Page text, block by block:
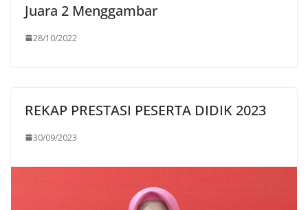
Juara 2 Menggambar
28/10/2022
REKAP PRESTASI PESERTA DIDIK 2023
30/09/2023